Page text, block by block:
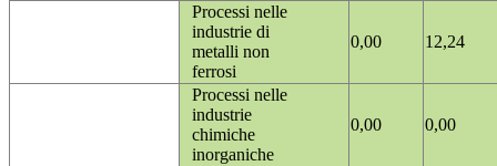
Processi nelle
industrie di
metalli non
ferrosi
0,00 12,24
Processi nelle
industrie
chimiche
inorganiche
0,00 0,00